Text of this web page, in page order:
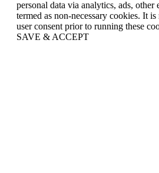
personal data via analytics, ads, other
termed as non-necessary cookies. It
user consent prior to running these
SAVE & ACCEPT